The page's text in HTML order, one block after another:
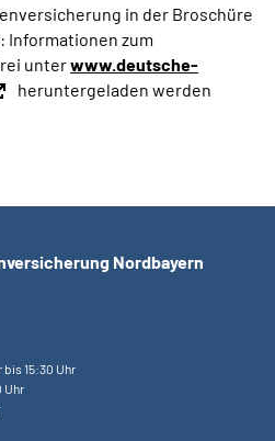
in der Broschüre
Informationen zum
unterwww.deutsche-
heruntergeladen werden
Nordbayern
15:30 Uhr
Uhr